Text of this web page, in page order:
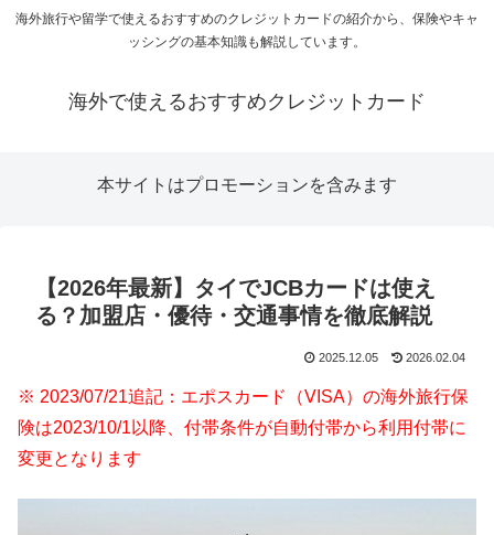
海外旅行や留学で使えるおすすめのクレジットカードの紹介から、保険やキャ
ッシングの基本知識も解説しています。
海外で使えるおすすめクレジットカード
本サイトはプロモーションを含みます
【2026年最新】タイでJCBカードは使え
る？加盟店・優待・交通事情を徹底解説
2025.12.05 2026.02.04
※ 2023/07/21追記：エポスカード（VISA）の海外旅行保
険は2023/10/1以降、付帯条件が自動付帯から利用付帯に
変更となります